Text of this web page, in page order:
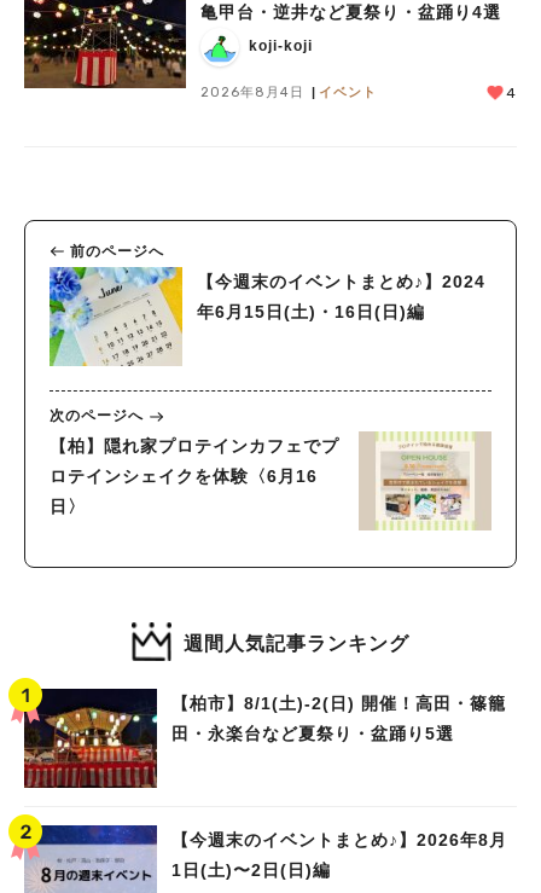
亀甲台・逆井など夏祭り・盆踊り4選
koji-koji
2026年8月4日 イベント 4
前のページへ
【今週末のイベントまとめ♪】2024
年6月15日(土)・16日(日)編
次のページへ
【柏】隠れ家プロテインカフェでプ
ロテインシェイクを体験〈6月16
日〉
週間人気記事ランキング
【柏市】8/1(土)‐2(日) 開催！高田・篠籠
田・永楽台など夏祭り・盆踊り5選
【今週末のイベントまとめ♪】2026年8月
1日(土)〜2日(日)編